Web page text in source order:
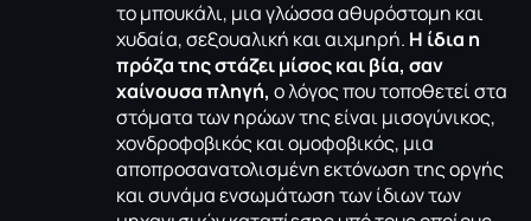
το μπουκάλι, μια γλώσσα αθυρόστομη και
χυδαία, σεξουαλική και αιχμηρή. Η ίδια η
πρόζα της στάζει μίσος και βία, σαν
χαίνουσα πληγή, ο λόγος που τοποθετεί στα
στόματα των ηρώων της είναι μισογύνικος,
χονδροφοβικός και ομοφοβικός, μια
αποπροσανατολισμένη εκτόνωση της οργής
και συνάμα ενσωμάτωση των ίδιων των